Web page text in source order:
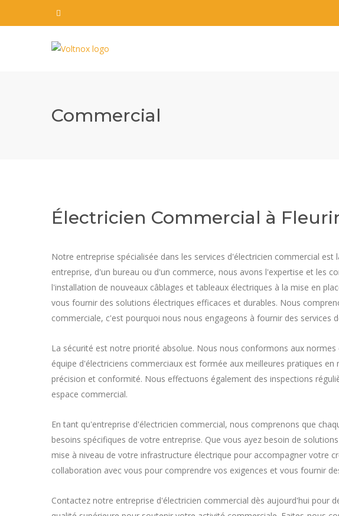
Commercial
Électricien Commercial à
Notre entreprise spécialisée dans les services d'électricien commercial
entreprise, d'un bureau ou d'un commerce, nous avons l'expertise et les
l'installation de nouveaux câblages et tableaux électriques à la mise en
vous fournir des solutions électriques efficaces et durables. Nous
commerciale, c'est pourquoi nous nous engageons à fournir des services
La sécurité est notre priorité absolue. Nous nous conformons aux
équipe d'électriciens commerciaux est formée aux meilleures pratiques
précision et conformité. Nous effectuons également des inspections
espace commercial.
En tant qu'entreprise d'électricien commercial, nous comprenons que
besoins spécifiques de votre entreprise. Que vous ayez besoin de
mise à niveau de votre infrastructure électrique pour accompagner votre
collaboration avec vous pour comprendre vos exigences et vous fournir
Contactez notre entreprise d'électricien commercial dès aujourd'hui pour